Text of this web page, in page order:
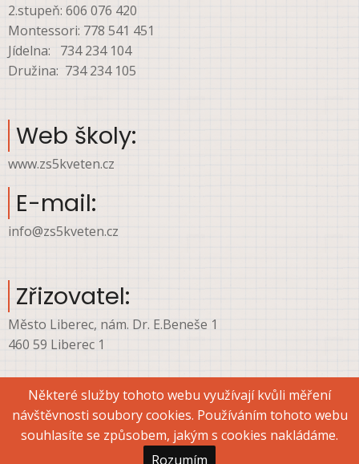
2.stupeň: 606 076 420
Montessori: 778 541 451
Jídelna: 734 234 104
Družina: 734 234 105
Web školy:
www.zs5kveten.cz
E-mail:
info@zs5kveten.cz
Zřizovatel:
Město Liberec, nám. Dr. E.Beneše 1
460 59 Liberec 1
© 2026 ZŠ Liberec, ul. 5. května, All rights reserved.
Některé služby tohoto webu využívají kvůli měření
návštěvnosti soubory cookies. Používáním tohoto webu
souhlasíte se způsobem, jakým s cookies nakládáme.
Rozumím